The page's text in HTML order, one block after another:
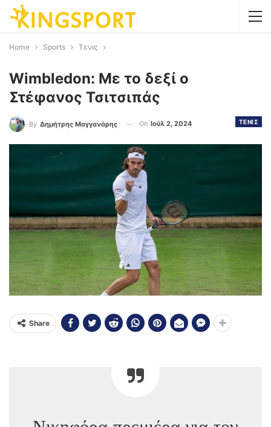
Home Sports Τενις
Wimbledon: Με το δεξί ο
Στέφανος Τσιτσιπάς
ΤΕΝΙΣ
By Δημήτρης Μαγγανάρης On Ιούλ 2, 2024
Share